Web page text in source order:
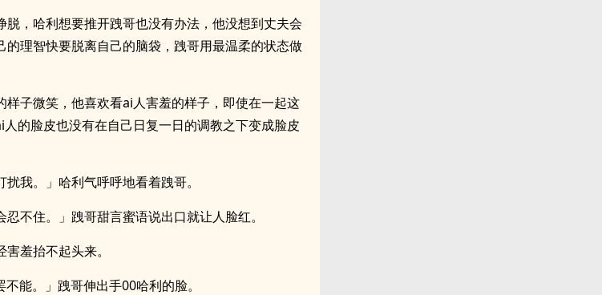
脱，哈利想要推开跩哥也没有办法，他没想到丈夫会
理智快要脱离自己的脑袋，跩哥用最温柔的状态做
样子微笑，他喜欢看ai人害羞的样子，即使在一起这
的脸皮也没有在自己日复一日的调教之下变成脸皮
扰我。」哈利气呼呼地看着跩哥。
忍不住。」跩哥甜言蜜语说出口就让人脸红。
羞抬不起头来。
能。」跩哥伸出手00哈利的脸。